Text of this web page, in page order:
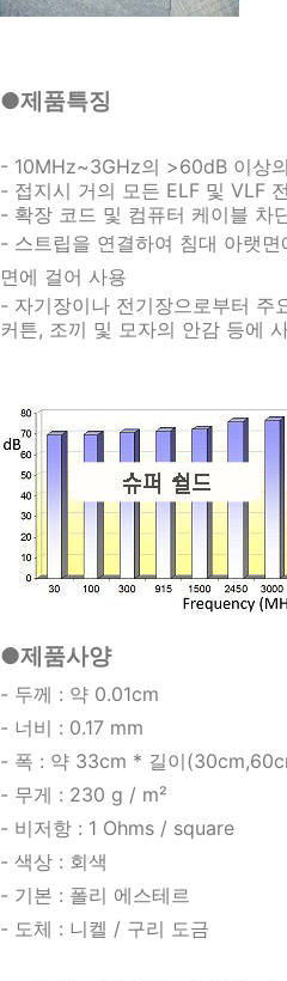
●제품특징
- 10MHz~3GHz의 >60dB 이상
- 접지시 거의 모든 ELF 및 VLF
- 확장 코드 및 컴퓨터 케이블 차
- 스트립을 연결하여 침대 아랫
면에 걸어 사용
- 자기장이나 전기장으로부터 주
커튼, 조끼 및 모자의 안감 등에
●제품사양
- 두께 : 약 0.01cm
- 너비 : 0.17 mm
- 폭 : 약 33cm * 길이
- 무게 : 230 g / m²
- 비저항 : 1 Ohms / square
- 색상 : 회색
- 기본 : 폴리 에스테르
- 도체 : 니켈 / 구리 도금